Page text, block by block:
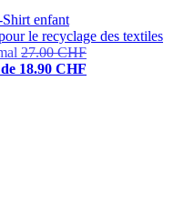
enfant
le recyclage des textiles
27.00 CHF
18.90 CHF